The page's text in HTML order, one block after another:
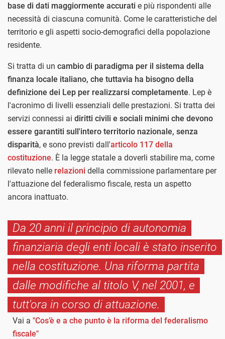
base di dati maggiormente accurati e più rispondenti alle
necessità di ciascuna comunità. Come le caratteristiche del
territorio e gli aspetti socio-demografici della popolazione
residente.
Si tratta di un cambio di paradigma per il sistema della
finanza locale italiano, che tuttavia ha bisogno della
definizione dei Lep per realizzarsi completamente. Lep è
l'acronimo di livelli essenziali delle prestazioni. Si tratta dei
servizi connessi ai diritti civili e sociali minimi che devono
essere garantiti sull'intero territorio nazionale, senza
disparità, e sono previsti dall'articolo 117 della
costituzione. È la legge statale a doverli stabilire ma, come
rilevato nelle relazioni della commissione parlamentare per
l'attuazione del federalismo fiscale, resta un aspetto
ancora inattuato.
Da 20 anni il principio di autonomia
finanziaria degli enti locali è stato inserito
nella costituzione. Una riforma partita
dalle modifiche al titolo V, nel 2001, e
tutt'ora in corso di attuazione.
Vai a "Cos’è e a che punto è la riforma del federalismo
fiscale"